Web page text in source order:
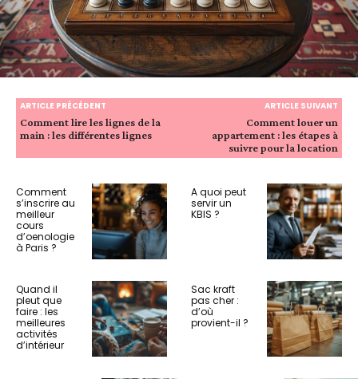
ARTICLE PRÉCÉDENT
Comment lire les lignes de la
main : les différentes lignes
ARTICLE SUIVANT
Comment louer un
appartement : les étapes à
suivre pour la location
Comment
s’inscrire au
meilleur
cours
d’oenologie
à Paris ?
A quoi peut
servir un
KBIS ?
Quand il
pleut que
faire : les
meilleures
activités
d’intérieur
Sac kraft
pas cher :
d’où
provient-il ?